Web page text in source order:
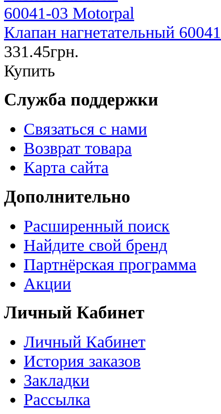
Клапан нагнетательный
331.45грн.
Купить
Служба поддержки
Связаться с нами
Возврат товара
Карта сайта
Дополнительно
Расширенный поиск
Найдите свой бренд
Партнёрская программа
Акции
Личный Кабинет
Личный Кабинет
История заказов
Закладки
Рассылка